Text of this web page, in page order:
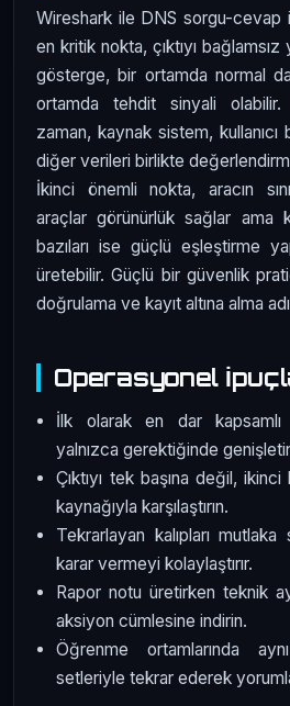
Wireshark ile DNS sorgu-cevap
en kritik nokta, çıktıyı bağlamsız
gösterge, bir ortamda normal
ortamda tehdit sinyali
zaman, kaynak sistem,
diğer verileri birlikte
İkinci önemli nokta, aracın
araçlar görünürlük sağlar ama
bazıları ise güçlü eşleştirme
üretebilir. Güçlü bir güvenlik
doğrulama ve kayıt altına alma
Operasyonel
İlk olarak en dar
yalnızca gerektiğinde
Çıktıyı tek başına değil,
kaynağıyla karşılaştırın.
Tekrarlayan kalıpları mutlaka
karar vermeyi kolaylaştırır.
Rapor notu üretirken teknik
aksiyon cümlesine indirin.
Öğrenme ortamlarında
setleriyle tekrar ederek